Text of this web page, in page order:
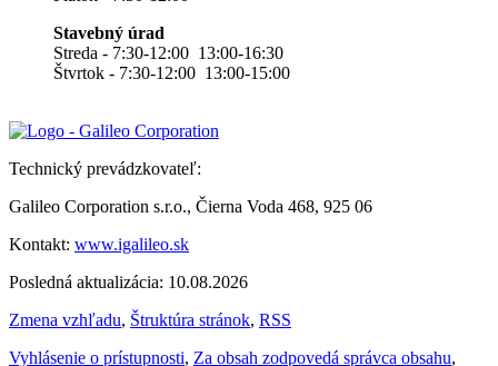
Stavebný úrad
Streda - 7:30-12:00 13:00-16:30
Štvrtok - 7:30-12:00 13:00-15:00
Technický prevádzkovateľ:
Galileo Corporation s.r.o., Čierna Voda 468, 925 06
Kontakt: www.igalileo.sk
Posledná aktualizácia: 10.08.2026
Zmena vzhľadu, Štruktúra stránok, RSS
Vyhlásenie o prístupnosti, Za obsah zodpovedá správca obsahu,